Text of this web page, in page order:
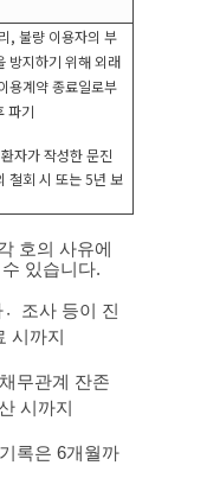
,불량 이용자의 부
방지하기 위해 외래
용계약 종료일로부
파기
자가 작성한 문진
철회 시 또는5년 보
호의 사유에
있습니다.
조〮사 등이 진
시까지
무관계 잔존
시까지
록은 6개월까